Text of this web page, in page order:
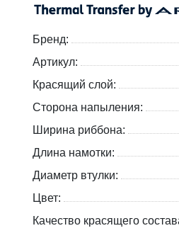
Бренд:
Артикул:
Красящий слой:
Сторона напыления:
Ширина риббона:
Длина намотки:
Диаметр втулки:
Цвет:
Качество красящего